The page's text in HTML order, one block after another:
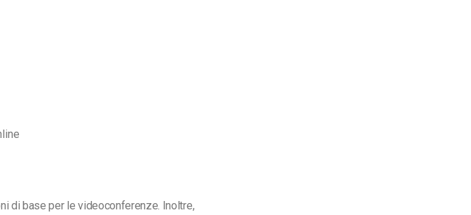
di base per le videoconferenze. Inoltre,